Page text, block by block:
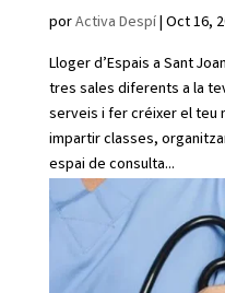
porActiva Despí| Oct 16,
Lloger d’Espais a Sant
tres sales diferents a la
serveis i fer créixer el teu
impartir classes,
espai de consulta...